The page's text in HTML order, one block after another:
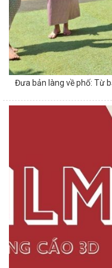
Đưa bản làng về phố: Từ